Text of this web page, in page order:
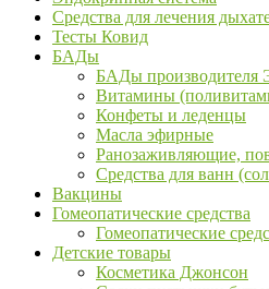
Средства для лечения
Тесты Ковид
БАДы
БАДы производителя
Витамины
Конфеты и леденцы
Масла эфирные
Ранозаживляющие,
Средства для ванн
Вакцины
Гомеопатические средства
Гомеопатические
Детские товары
Косметика Джонсон